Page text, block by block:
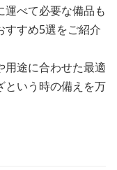
運べて必要な備品も
すすめ5選をご紹介
用途に合わせた最適
という時の備えを万